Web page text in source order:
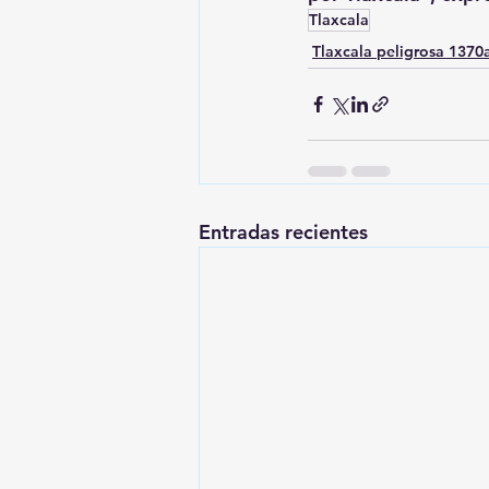
Tlaxcala
Tlaxcala peligrosa
Entradas recientes